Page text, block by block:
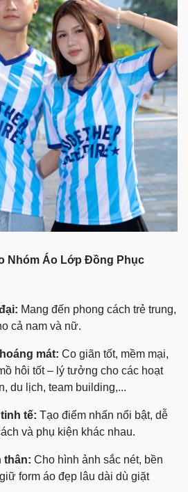
Nhóm Áo Lớp Đồng Phục
Mang đến phong cách trẻ trung,
cả nam và nữ.
mát: Co giãn tốt, mềm mại,
hôi tốt – lý tưởng cho các hoạt
du lịch, team building,...
tế: Tạo điểm nhấn nổi bật, dễ
và phụ kiện khác nhau.
thân: Cho hình ảnh sắc nét, bền
form áo đẹp lâu dài dù giặt